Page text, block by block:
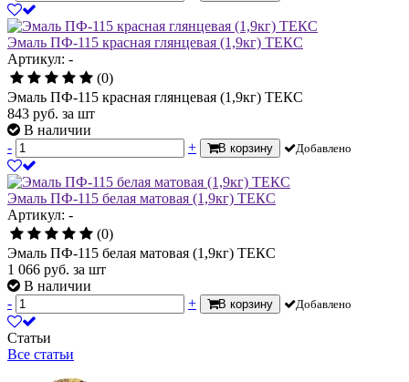
Эмаль ПФ-115 красная глянцевая (1,9кг) ТЕКС
Артикул: -
(0)
Эмаль ПФ-115 красная глянцевая (1,9кг) ТЕКС
843 руб. за шт
В наличии
-
+ В корзину Добавлено
Эмаль ПФ-115 белая матовая (1,9кг) ТЕКС
Артикул: -
(0)
Эмаль ПФ-115 белая матовая (1,9кг) ТЕКС
1 066 руб. за шт
В наличии
-
+ В корзину Добавлено
Статьи
Все статьи